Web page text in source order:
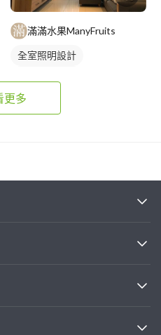
滿滿水果ManyFruits
全室照明設計
更多